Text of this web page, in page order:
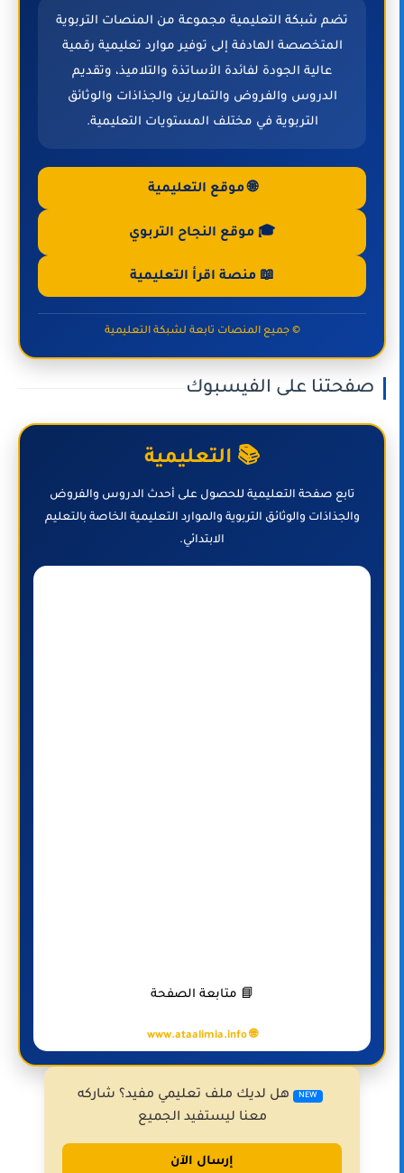
تضم شبكة التعليمية مجموعة من المنصات التربوية
المتخصصة الهادفة إلى توفير موارد تعليمية رقمية
عالية الجودة لفائدة الأساتذة والتلاميذ، وتقديم
الدروس والفروض والتمارين والجذاذات والوثائق
التربوية في مختلف المستويات التعليمية.
🌐 موقع التعليمية
🎓 موقع النجاح التربوي
📖 منصة اقرأ التعليمية
© جميع المنصات تابعة لشبكة التعليمية
صفحتنا على الفيسبوك
📚 التعليمية
تابع صفحة التعليمية للحصول على أحدث الدروس والفروض
والجذاذات والوثائق التربوية والموارد التعليمية الخاصة بالتعليم
الابتدائي.
📘 متابعة الصفحة
🌐 www.ataalimia.info
NEW
هل لديك ملف تعليمي مفيد؟ شاركه
معنا ليستفيد الجميع
إرسال الآن